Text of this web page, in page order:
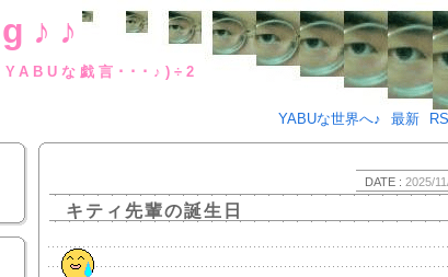
記帳♪＋YABUな戯言･･･
YABUな世界へ♪
最新
DATE : 2025/
キティ先輩の誕生日